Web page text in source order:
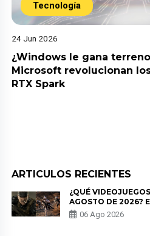
Tecnología
24 Jun 2026
¿Windows le gana
Microsoft revolucionan
RTX Spark
ARTICULOS RECIENTES
¿QUÉ
AGOSTO DE 2026?
LOS ESTRENOS
06 Ago 2026